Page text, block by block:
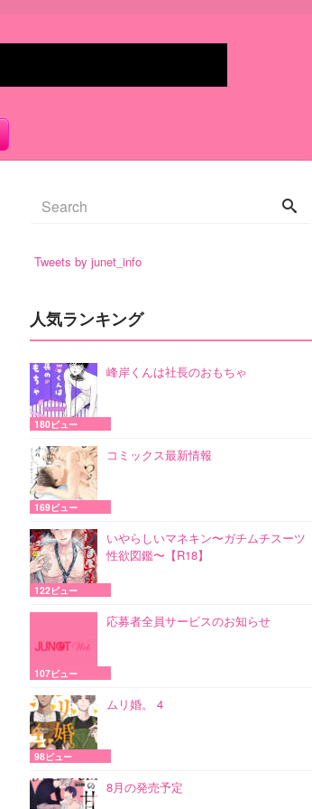
Tweets by junet_info
人気ランキング
峰岸くんは社長のおもちゃ
180ビュー
コミックス最新情報
169ビュー
いやらしいマネキン〜ガチムチスーツ
性欲図鑑〜【R18】
122ビュー
応募者全員サービスのお知らせ
107ビュー
ムリ婚。 4
98ビュー
8月の発売予定